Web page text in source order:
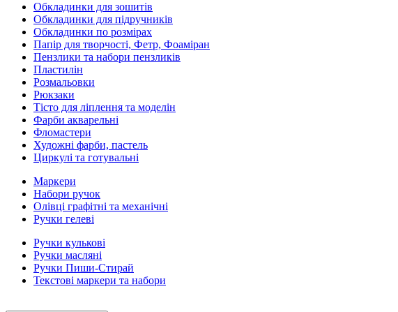
Обкладинки для зошитів
Обкладинки для підручників
Обкладинки по розмірах
Папір для творчості, Фетр, Фоаміран
Пензлики та набори пензликів
Пластилін
Розмальовки
Рюкзаки
Тісто для ліплення та моделін
Фарби акварельні
Фломастери
Художні фарби, пастель
Циркулі та готувальні
Маркери
Набори ручок
Олівці графітні та механічні
Ручки гелеві
Ручки кулькові
Ручки масляні
Ручки Пиши-Стирай
Текстові маркери та набори